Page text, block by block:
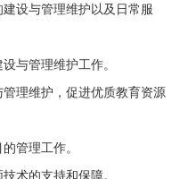
设与管理维护以及日常服
与管理维护工作。
理维护，促进优质教育资源
管理工作。
术的支持和保障。